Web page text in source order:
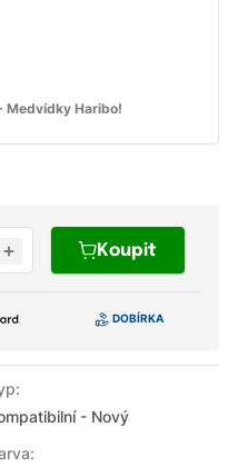
Medvídky Haribo!
- Nový
Koupit